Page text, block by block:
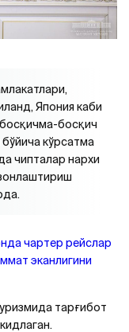
Япония каби
босқич
бўйича кўрсатма
чипталар нархи
чартер рейслар
эканлигини
тарғибот